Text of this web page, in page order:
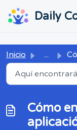
Daily
Inicio ... Cómo
Cómo